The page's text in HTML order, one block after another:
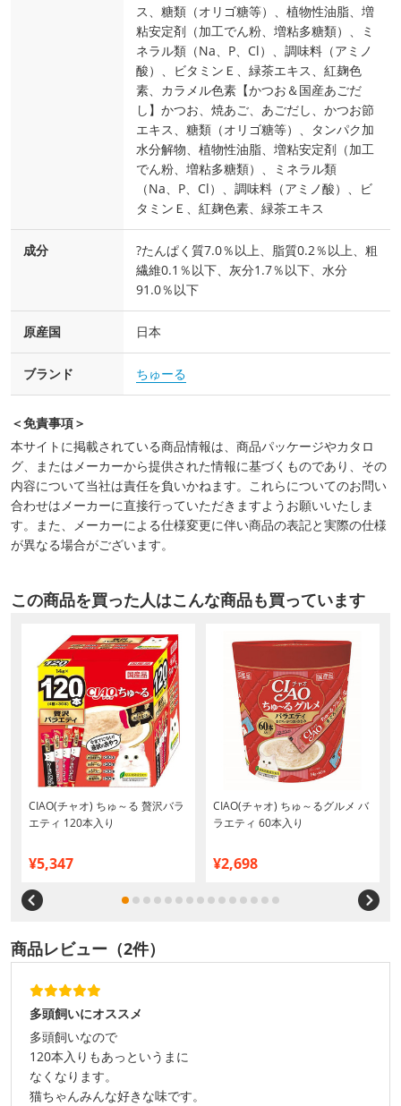
ス、糖類（オリゴ糖等）、植物性油脂、増
粘安定剤（加工でん粉、増粘多糖類）、ミ
ネラル類（Na、P、Cl）、調味料（アミノ
酸）、ビタミンＥ、緑茶エキス、紅麹色
素、カラメル色素【かつお＆国産あごだ
し】かつお、焼あご、あごだし、かつお節
エキス、糖類（オリゴ糖等）、タンパク加
水分解物、植物性油脂、増粘安定剤（加工
でん粉、増粘多糖類）、ミネラル類
（Na、P、Cl）、調味料（アミノ酸）、ビ
タミンＥ、紅麹色素、緑茶エキス
成分
?たんぱく質7.0％以上、脂質0.2％以上、粗
繊維0.1％以下、灰分1.7％以下、水分
91.0％以下
原産国 日本
ブランド ちゅーる
＜免責事項＞
本サイトに掲載されている商品情報は、商品パッケージやカタロ
グ、またはメーカーから提供された情報に基づくものであり、その
内容について当社は責任を負いかねます。これらについてのお問い
合わせはメーカーに直接行っていただきますようお願いいたしま
す。また、メーカーによる仕様変更に伴い商品の表記と実際の仕様
が異なる場合がございます。
この商品を買った人はこんな商品も買っています
CIAO(チャオ) ちゅ～る 贅沢バラ
エティ 120本入り
¥5,347
CIAO(チャオ) ちゅ～るグルメ バ
ラエティ 60本入り
¥2,698
商品レビュー（2件）
多頭飼いにオススメ
多頭飼いなので
120本入りもあっというまに
なくなります。
猫ちゃんみんな好きな味です。